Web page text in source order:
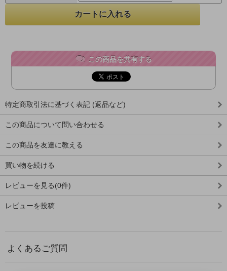
この商品を共有する
特定商取引法に基づく表記 (返品など)
この商品について問い合わせる
この商品を友達に教える
買い物を続ける
レビューを見る(0件)
レビューを投稿
よくあるご質問